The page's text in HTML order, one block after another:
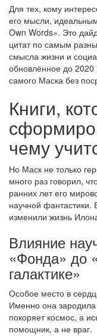
Для тех, кому
его мысли,
Own Words». Это
цитат по самым
смысла жизни и
обновлённое до 2020
самого Маска без
Книги,
чему
Но Маск не только
много раз говорил,
ранних лет его
научной фантастики.
изменили жизнь
Влияние
«Фонда» до
галактике»
Особое место в
Именно она
покоряет космос, а
помощник, а не враг.